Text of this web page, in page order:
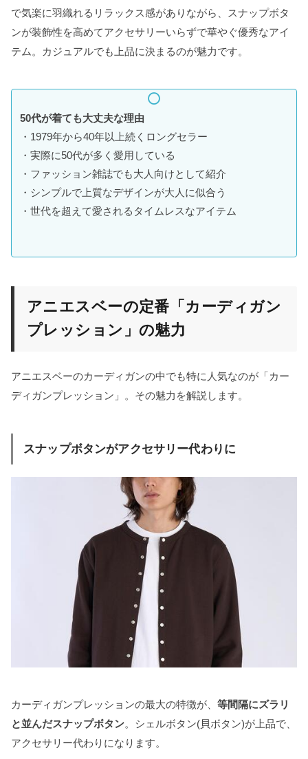
で気楽に羽織れるリラックス感がありながら、スナップボタ
ンが装飾性を高めてアクセサリーいらずで華やぐ優秀なアイ
テム。カジュアルでも上品に決まるのが魅力です。
50代が着ても大丈夫な理由
・1979年から40年以上続くロングセラー
・実際に50代が多く愛用している
・ファッション雑誌でも大人向けとして紹介
・シンプルで上質なデザインが大人に似合う
・世代を超えて愛されるタイムレスなアイテム
アニエスベーの定番「カーディガン
プレッション」の魅力
アニエスベーのカーディガンの中でも特に人気なのが「カー
ディガンプレッション」。その魅力を解説します。
スナップボタンがアクセサリー代わりに
カーディガンプレッションの最大の特徴が、 等間隔にズラリ
と並んだスナップボタン。シェルボタン(貝ボタン)が上品で、
アクセサリー代わりになります。